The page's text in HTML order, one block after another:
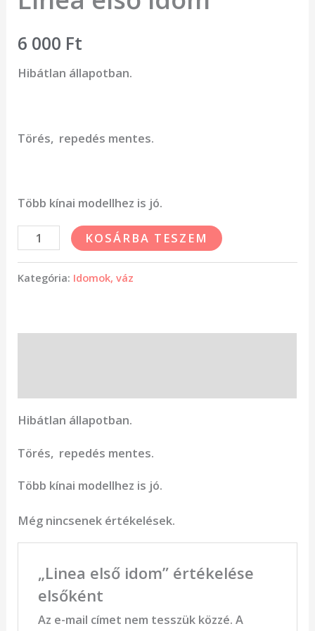
6 000 Ft
Hibátlan állapotban.
Törés, repedés mentes.
Több kínai modellhez is jó.
KOSÁRBA TESZEM
Kategória: Idomok, váz
Hibátlan állapotban.
Törés, repedés mentes.
Több kínai modellhez is jó.
Még nincsenek értékelések.
„Linea első idom” értékelése
elsőként
Az e-mail címet nem tesszük közzé. A